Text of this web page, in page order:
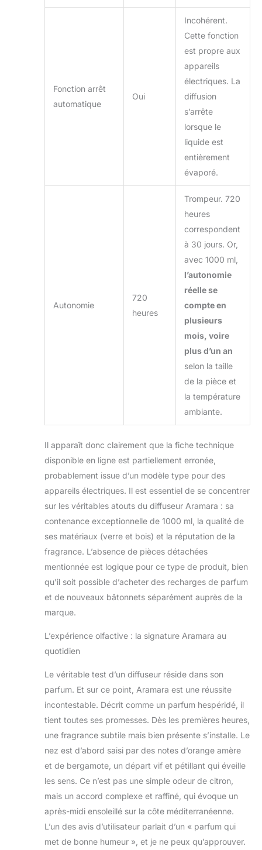
Fonction arrêt
automatique
Oui
Incohérent.
Cette fonction
est propre aux
appareils
électriques. La
diffusion
s’arrête
lorsque le
liquide est
entièrement
évaporé.
Autonomie
720
heures
Trompeur. 720
heures
correspondent
à 30 jours. Or,
avec 1000 ml,
l’autonomie
réelle se
compte en
plusieurs
mois, voire
plus d’un an
selon la taille
de la pièce et
la température
ambiante.
Il apparaît donc clairement que la fiche technique
disponible en ligne est partiellement erronée,
probablement issue d’un modèle type pour des
appareils électriques. Il est essentiel de se concentrer
sur les véritables atouts du diffuseur Aramara : sa
contenance exceptionnelle de 1000 ml, la qualité de
ses matériaux (verre et bois) et la réputation de la
fragrance. L’absence de pièces détachées
mentionnée est logique pour ce type de produit, bien
qu’il soit possible d’acheter des recharges de parfum
et de nouveaux bâtonnets séparément auprès de la
marque.
L’expérience olfactive : la signature Aramara au
quotidien
Le véritable test d’un diffuseur réside dans son
parfum. Et sur ce point, Aramara est une réussite
incontestable. Décrit comme un parfum hespéridé, il
tient toutes ses promesses. Dès les premières heures,
une fragrance subtile mais bien présente s’installe. Le
nez est d’abord saisi par des notes d’orange amère
et de bergamote, un départ vif et pétillant qui éveille
les sens. Ce n’est pas une simple odeur de citron,
mais un accord complexe et raffiné, qui évoque un
après-midi ensoleillé sur la côte méditerranéenne.
L’un des avis d’utilisateur parlait d’un « parfum qui
met de bonne humeur », et je ne peux qu’approuver.